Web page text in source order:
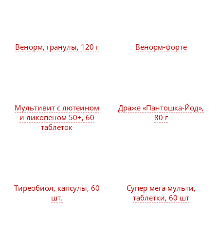
Венорм, гранулы, 120 г Венорм-форте
Драже «Пантошка-Йод»,
80 г
Мультивит с лютеином
и ликопеном 50+, 60
таблеток
Супер мега мульти,
таблетки, 60 шт
Тиреобиол, капсулы, 60
шт.